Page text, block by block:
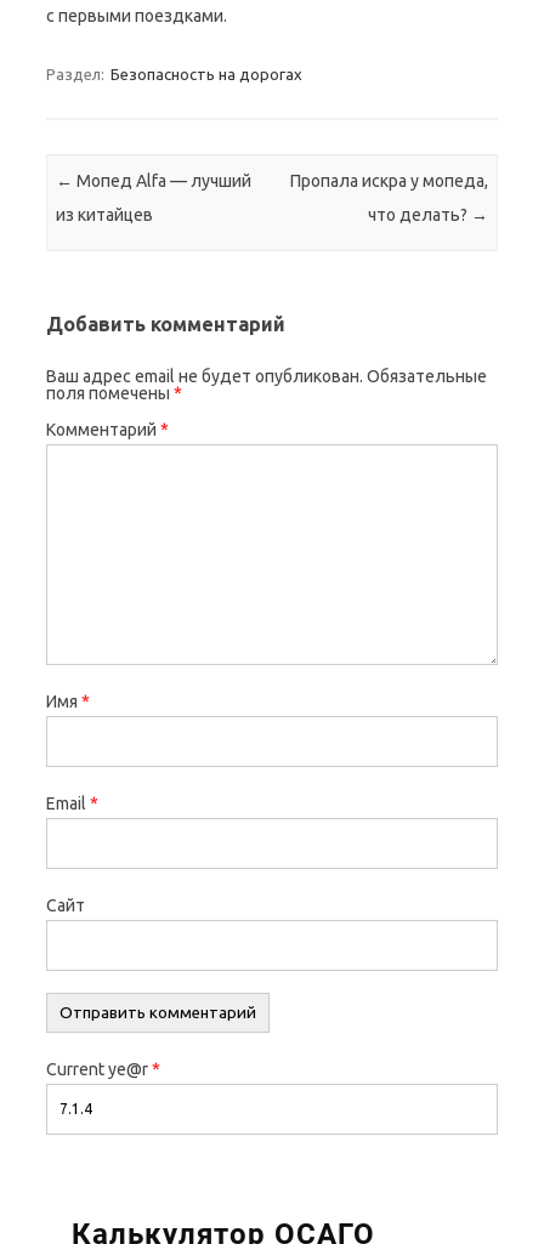
с первыми поездками.
Раздел: Безопасность на дорогах
Навигация по записям
← Мопед Alfa — лучший
из китайцев
Пропала искра у мопеда,
что делать? →
Добавить комментарий
Ваш адрес email не будет опубликован. Обязательные
поля помечены *
Комментарий *
Имя *
Email *
Сайт
Current ye@r*